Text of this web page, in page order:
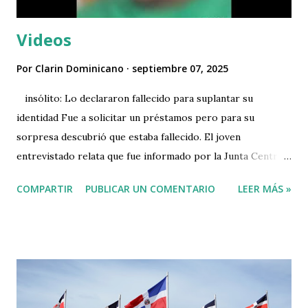
Videos
Por Clarin Dominicano septiembre 07, 2025
insólito: Lo declararon fallecido para suplantar su
identidad Fue a solicitar un préstamos pero para su
sorpresa descubrió que estaba fallecido. El joven
entrevistado relata que fue informado por la Junta Central
declaró como fallecido en la Junta Central Electoral.
COMPARTIR PUBLICAR UN COMENTARIO LEER MÁS »